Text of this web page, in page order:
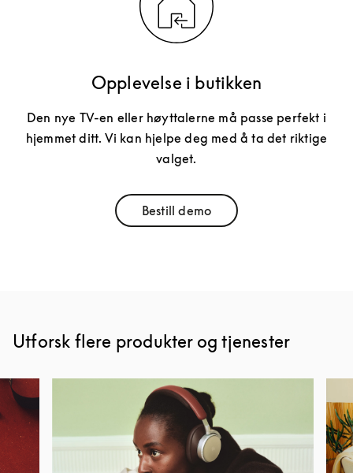
Opplevelse i butikken
Den nye TV-en eller høyttalerne må passe perfekt i
hjemmet ditt. Vi kan hjelpe deg med å ta det riktige
valget.
Bestill demoLink Opens in New Tab
Utforsk flere produkter og tjenester